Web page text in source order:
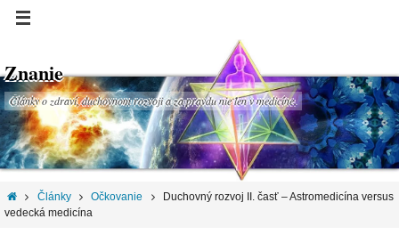
Znanie
Články o zdraví, duchovnom rozvoji a za pravdu nie len v medicíne.
Články Očkovanie
Duchovný rozvoj II. časť – Astromedicína versus
vedecká medicína